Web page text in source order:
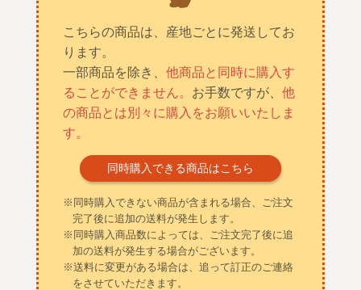
こちらの商品は、産地ごとに発送してお
ります。
一部商品を除き、 他商品と同時に購入す
ることができません。 お手数ですが、 他
の商品とは別々に購入をお願いいたしま
す。
同時購入できる商品はこちら
※同時購入できない商品が含まれる場合、ご注文
完了後に追加の送料が発生します。
※同時購入商品数によっては、ご注文完了後に追
加の送料が発生する場合がございます。
※送料に変更がある場合は、追って訂正のご連絡
をさせていただきます。